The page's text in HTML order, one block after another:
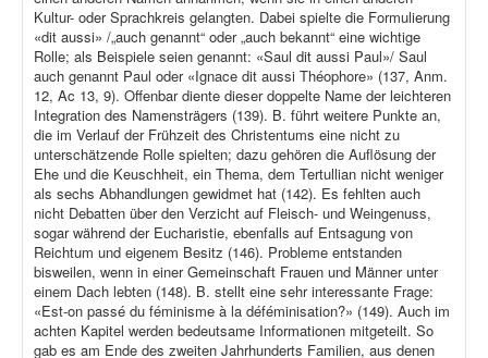
Kultur- oder Sprachkreis gelangten. Dabei spielte die Formulierung
«dit aussi» /„auch genannt“ oder „auch bekannt“ eine wichtige
Rolle; als Beispiele seien genannt: «Saul dit aussi Paul»/ Saul
auch genannt Paul oder «Ignace dit aussi Théophore» (137, Anm.
12, Ac 13, 9). Offenbar diente dieser doppelte Name der leichteren
Integration des Namensträgers (139). B. führt weitere Punkte an,
die im Verlauf der Frühzeit des Christentums eine nicht zu
unterschätzende Rolle spielten; dazu gehören die Auflösung der
Ehe und die Keuschheit, ein Thema, dem Tertullian nicht weniger
als sechs Abhandlungen gewidmet hat (142). Es fehlten auch
nicht Debatten über den Verzicht auf Fleisch- und Weingenuss,
sogar während der Eucharistie, ebenfalls auf Entsagung von
Reichtum und eigenem Besitz (146). Probleme entstanden
bisweilen, wenn in einer Gemeinschaft Frauen und Männer unter
einem Dach lebten (148). B. stellt eine sehr interessante Frage:
«Est-on passé du féminisme à la déféminisation?» (149). Auch im
achten Kapitel werden bedeutsame Informationen mitgeteilt. So
gab es am Ende des zweiten Jahrhunderts Familien, aus denen